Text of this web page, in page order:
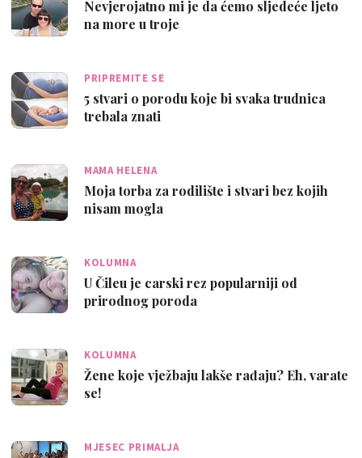
Nevjerojatno mi je da ćemo sljedeće ljeto
na more u troje
PRIPREMITE SE
5 stvari o porodu koje bi svaka trudnica
trebala znati
MAMA HELENA
Moja torba za rodilište i stvari bez kojih
nisam mogla
KOLUMNA
U Čileu je carski rez popularniji od
prirodnog poroda
KOLUMNA
Žene koje vježbaju lakše rađaju? Eh, varate
se!
MJESEC PRIMALJA